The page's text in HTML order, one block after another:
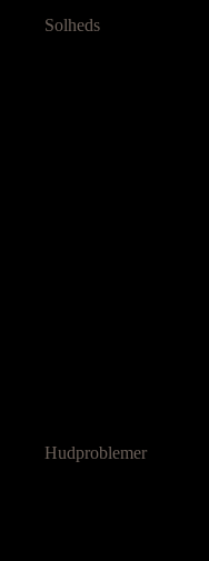
Solheds
Hudproblemer